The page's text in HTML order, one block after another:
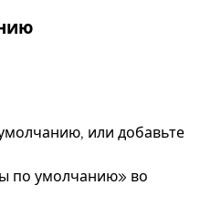
или добавьте
по умолчанию» во